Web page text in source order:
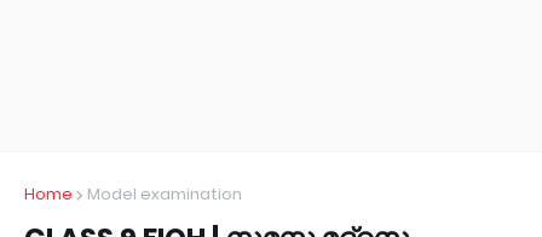
Home Model examination